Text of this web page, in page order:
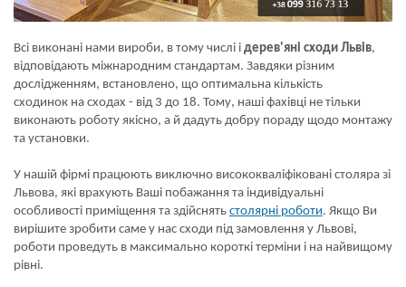
Всі виконані нами вироби, в тому числі і дерев'яні сходи Львів,
відповідають міжнародним стандартам. Завдяки різним
дослідженням, встановлено, що оптимальна кількість
сходинок на сходах - від 3 до 18. Тому, наші фахівці не тільки
виконають роботу якісно, ​​а й дадуть добру пораду щодо монтажу
та установки.
У нашій фірмі працюють виключно висококваліфіковані столяра зі
Львова, які врахують Ваші побажання та індивідуальні
особливості приміщення та здійснять столярні роботи. Якщо Ви
вирішите зробити саме у нас сходи під замовлення у Львові,
роботи проведуть в максимально короткі терміни і на найвищому
рівні.